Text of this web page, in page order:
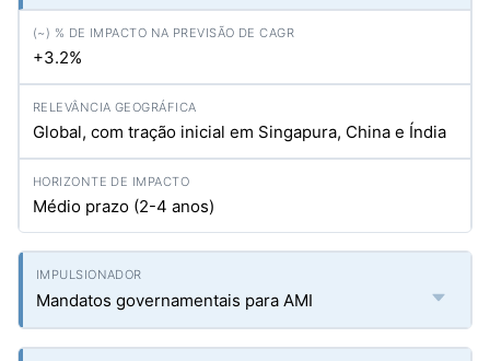
+3.2%
Global, com tração inicial em Singapura, China e Índia
Médio prazo (2-4 anos)
Mandatos governamentais para AMI